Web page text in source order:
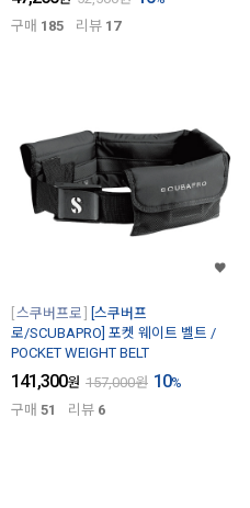
구매 185 리뷰 17
스쿠버프로
[스쿠버프
로/SCUBAPRO] 포켓 웨이트 벨트 /
POCKET WEIGHT BELT
141,300원 157,000원 10%
구매 51 리뷰 6